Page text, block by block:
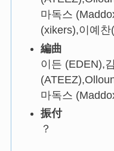
마독스
(xikers),이예찬
編曲
이든 (EDEN),
마독스
振付
？